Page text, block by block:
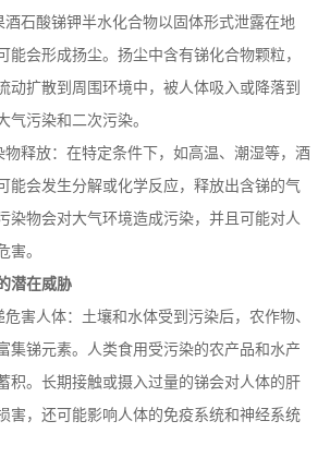
酒石酸锑钾半水化合物以固体形式泄露在地
能会形成扬尘。扬尘中含有锑化合物颗粒，
动扩散到周围环境中，被人体吸入或降落到
气污染和二次污染。
物释放：在特定条件下，如高温、潮湿等，酒
能会发生分解或化学反应，释放出含锑的气
染物会对大气环境造成污染，并且可能对人
害。
潜在威胁
危害人体：土壤和水体受到污染后，农作物、
集锑元素。人类食用受污染的农产品和水产
积。长期接触或摄入过量的锑会对人体的肝
害，还可能影响人体的免疫系统和神经系统